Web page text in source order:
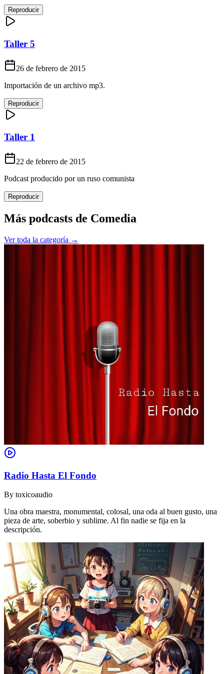
Reproducir
Taller 5
26 de febrero de 2015
Importación de un archivo mp3.
Reproducir
Taller 1
22 de febrero de 2015
Podcast producido por un ruso comunista
Reproducir
Más podcasts de Comedia
Ver toda la categoría →
Radio Hasta El Fondo
By toxicoaudio
Una obra maestra, monumental, colosal, una oda al buen gusto, una
pieza de arte, soberbio y sublime. Al fin nadie se fija en la
descripción.